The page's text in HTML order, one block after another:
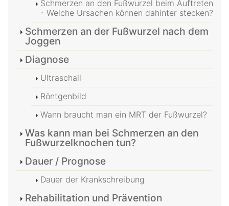
Schmerzen an den Fußwurzel beim Auftreten
- Welche Ursachen können dahinter stecken?
Schmerzen an der Fußwurzel nach dem
Joggen
Diagnose
Ultraschall
Röntgenbild
Wann braucht man ein MRT der Fußwurzel?
Was kann man bei Schmerzen an den
Fußwurzelknochen tun?
Dauer / Prognose
Dauer der Krankschreibung
Rehabilitation und Prävention